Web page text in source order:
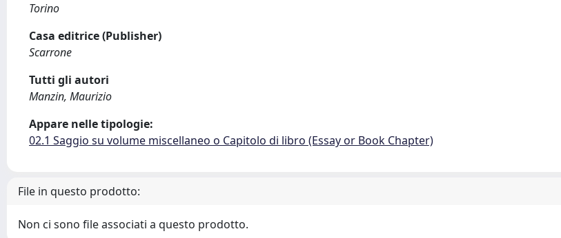
Torino
Casa editrice (Publisher)
Scarrone
Tutti gli autori
Manzin, Maurizio
Appare nelle tipologie:
02.1 Saggio su volume miscellaneo o Capitolo di libro (Essay or Book Chapter)
File in questo prodotto:
Non ci sono file associati a questo prodotto.